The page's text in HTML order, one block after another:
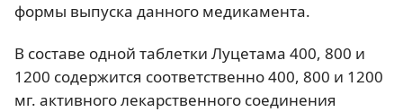
формы выпуска данного медикамента.
В составе одной таблетки Луцетама 400, 800 и
1200 содержится соответственно 400, 800 и 1200
мг. активного лекарственного соединения